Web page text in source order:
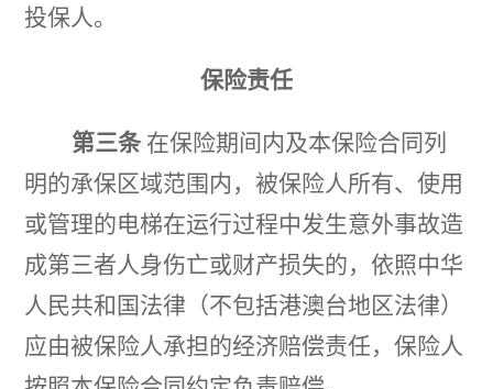
投保人。
保险责任
第三条 在保险期间内及本保险合同列
明的承保区域范围内，被保险人所有、使用
或管理的电梯在运行过程中发生意外事故造
成第三者人身伤亡或财产损失的，依照中华
人民共和国法律（不包括港澳台地区法律）
应由被保险人承担的经济赔偿责任，保险人